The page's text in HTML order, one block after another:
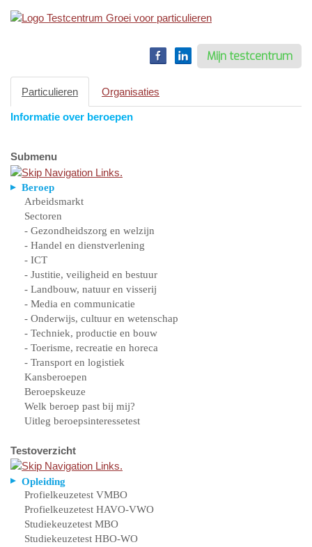
Mijn testcentrum
Particulieren Organisaties
Informatie over beroepen
Submenu
Beroep
Arbeidsmarkt
Sectoren
- Gezondheidszorg en welzijn
- Handel en dienstverlening
- ICT
- Justitie, veiligheid en bestuur
- Landbouw, natuur en visserij
- Media en communicatie
- Onderwijs, cultuur en wetenschap
- Techniek, productie en bouw
- Toerisme, recreatie en horeca
- Transport en logistiek
Kansberoepen
Beroepskeuze
Welk beroep past bij mij?
Uitleg beroepsinteressetest
Testoverzicht
Opleiding
Profielkeuzetest VMBO
Profielkeuzetest HAVO-VWO
Studiekeuzetest MBO
Studiekeuzetest HBO-WO